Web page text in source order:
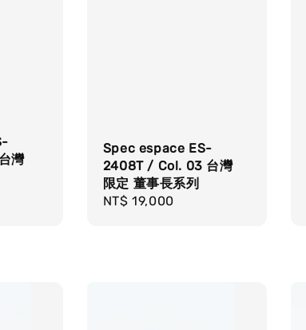
灣
Spec espace ES-
2408T / Col. 03 台灣
限定 董事長系列
Regular
NT$ 19,000